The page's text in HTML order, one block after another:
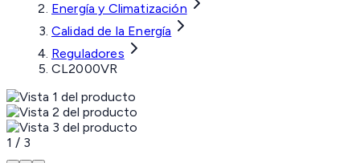
Energía y Climatización
Calidad de la Energía
Reguladores
CL2000VR
1 / 3